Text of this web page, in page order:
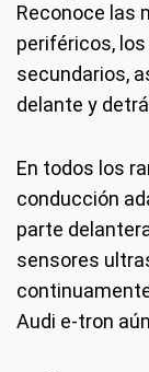
Reconoce las
periféricos,
secundarios,
delante y
En todos los
conducción
parte
sensores
Audi e-tron